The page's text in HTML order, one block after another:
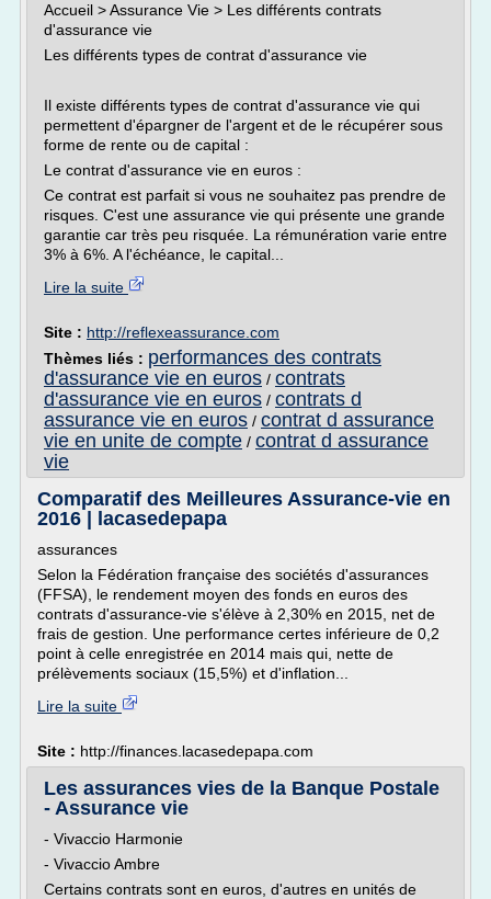
Accueil > Assurance Vie > Les différents contrats
d'assurance vie
Les différents types de contrat d'assurance vie
Il existe différents types de contrat d'assurance vie qui
permettent d'épargner de l'argent et de le récupérer sous
forme de rente ou de capital :
Le contrat d'assurance vie en euros :
Ce contrat est parfait si vous ne souhaitez pas prendre de
risques. C'est une assurance vie qui présente une grande
garantie car très peu risquée. La rémunération varie entre
3% à 6%. A l'échéance, le capital...
Lire la suite
Site : http://reflexeassurance.com
Thèmes liés : performances des contrats
d'assurance vie en euros / contrats
d'assurance vie en euros / contrats d
assurance vie en euros / contrat d assurance
vie en unite de compte / contrat d assurance
vie
Comparatif des Meilleures Assurance-vie en
2016 | lacasedepapa
assurances
Selon la Fédération française des sociétés d'assurances
(FFSA), le rendement moyen des fonds en euros des
contrats d'assurance-vie s'élève à 2,30% en 2015, net de
frais de gestion. Une performance certes inférieure de 0,2
point à celle enregistrée en 2014 mais qui, nette de
prélèvements sociaux (15,5%) et d'inflation...
Lire la suite
Site : http://finances.lacasedepapa.com
Les assurances vies de la Banque Postale
- Assurance vie
- Vivaccio Harmonie
- Vivaccio Ambre
Certains contrats sont en euros, d'autres en unités de